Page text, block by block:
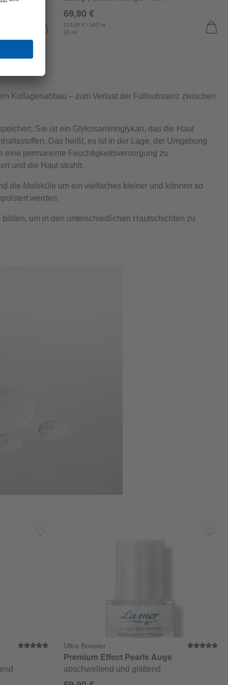
30 ml
233,00 € / 100 ml
69,90 €
Kollagenabbau – zum Verlust der Füllsubstanz zwischen
Sie ist ein Glykosaminoglykan, das die Haut
Das heißt, es ist in der Lage, der Umgebung
eine permanente Feuchtigkeitsversorgung zu
und die Haut strahlt.
die Moleküle um ein vielfaches kleiner und können so
werden.
um in den unterschiedlichen Hautschichten zu
von 5 SternenDurchschnittliche Bewertung von 5 von 5 Sternen
Ultra Booster
Premium Effect Pearls Auge
abschwellend und glättend